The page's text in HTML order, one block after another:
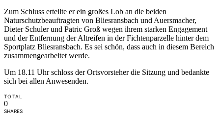
Zum Schluss erteilte er ein großes Lob an die beiden
Naturschutzbeauftragten von Bliesransbach und Auersmacher,
Dieter Schuler und Patric Groß wegen ihrem starken Engagement
und der Entfernung der Altreifen in der Fichtenparzelle hinter dem
Sportplatz Bliesransbach. Es sei schön, dass auch in diesem Bereich
zusammengearbeitet werde.
Um 18.11 Uhr schloss der Ortsvorsteher die Sitzung und bedankte
sich bei allen Anwesenden.
TOTAL
0
SHARES